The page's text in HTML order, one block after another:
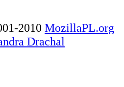
2010 MozillaPL.org
Drachal